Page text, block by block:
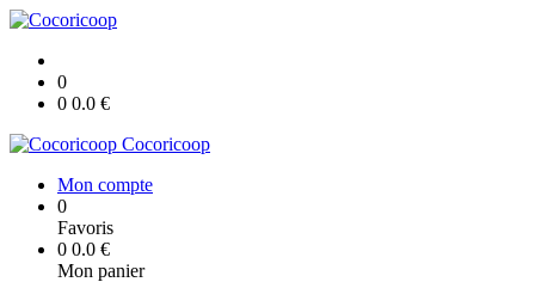
0
0 0.0 €
Cocoricoop
Mon compte
0
Favoris
0 0.0 €
Mon panier